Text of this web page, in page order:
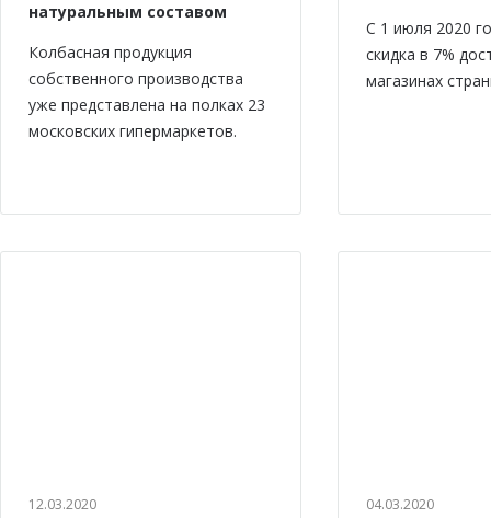
натуральным составом
Колбасная продукция
собственного производства
уже представлена на полках 23
московских гипермаркетов.
С 1 июля 2020
скидка в 7%
магазинах
12.03.2020 04.03.2020